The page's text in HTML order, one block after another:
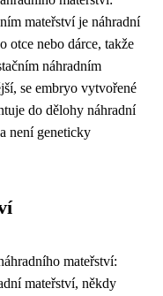
mateřství je náhradní
otce nebo dárce, takže
náhradním
se embryo vytvořené
do dělohy náhradní
není geneticky
mateřství:
mateřství, někdy